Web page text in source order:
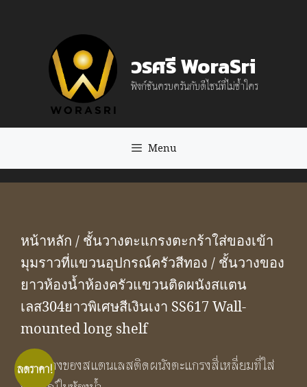
วรศรี WoraSri
ฟังก์ชันครบครันกับดีไซน์ที่ไม่ซ้ำใคร
Menu
หน้าหลัก / ชั้นวางตะแกรงตะกร้าใส่ของเข้า
มุมราวที่แขวนอุปกรณ์ครัวสีทอง / ชั้นวางของ
ยาวห้องน้ำห้องครัวแขวนติดผนังสแตน
เลส304ยาวพิเศษสีเงินเงา SS617 Wall-
mounted long shelf
ลดราคา!